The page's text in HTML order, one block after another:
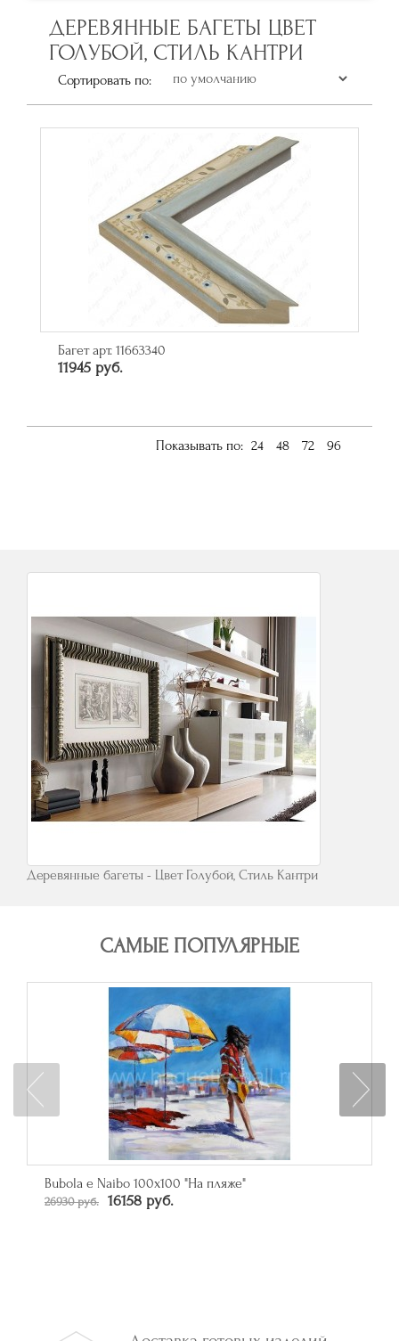
ДЕРЕВЯННЫЕ БАГЕТЫ ЦВЕТ
ГОЛУБОЙ, СТИЛЬ КАНТРИ
Сортировать по:
Багет арт. 11663340
11945 руб.
Показывать по: 24 48 72 96
Деревянные багеты - Цвет Голубой, Стиль Кантри
САМЫЕ ПОПУЛЯРНЫЕ
Bubola e Naibo 100х100 "На пляже"
26930 руб. 16158 руб.